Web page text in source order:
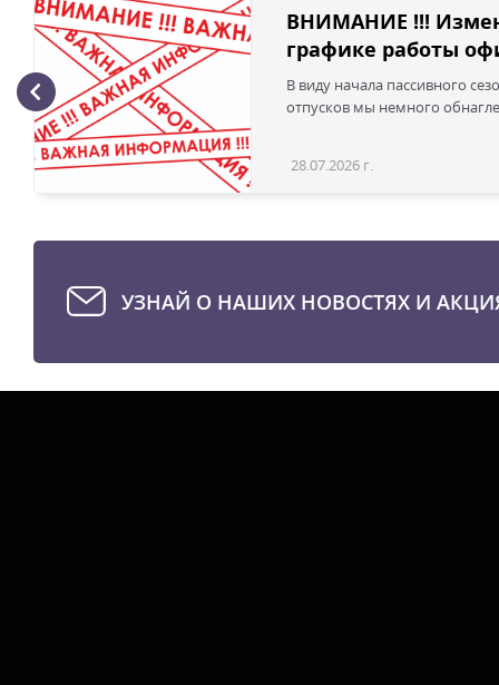
ВНИМАНИЕ !!!
графике работы
В виду начала пассивного
отпусков мы немного
28.07.2026 г.
УЗНАЙ О НАШИХ НОВОСТЯХ И